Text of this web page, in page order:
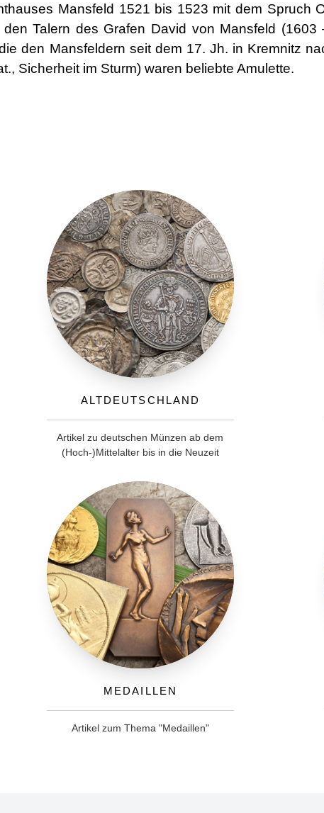
Mansfeld 1521 bis 1523 mit dem Spruch
Talern des Grafen David von Mansfeld
den Mansfeldern seit dem 17. Jh. in Kremnitz
Sicherheit im Sturm) waren beliebte Amulette.
Altdeutschland
Artikel zu deutschen Münzen ab dem
(Hoch-)Mittelalter bis in die Neuzeit
Medaillen
Artikel zum Thema "Medaillen"